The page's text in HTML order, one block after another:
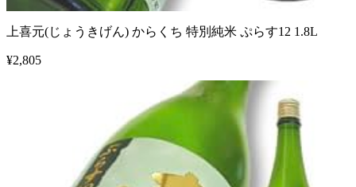
上喜元(じょうきげん) からくち 特別純米 ぷらす12 1.8L
¥2,805